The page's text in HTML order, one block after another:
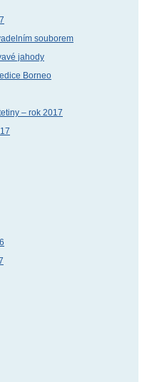
souborem
jahody
Borneo
– rok 2017